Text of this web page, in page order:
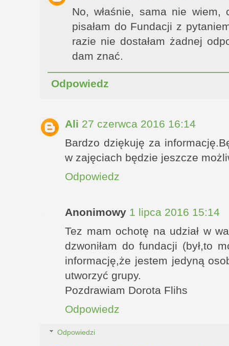
No, właśnie, sama nie
pisałam do Fundacji z
razie nie dostałam żadnej
dam znać.
Odpowiedz
Ali 27 czerwca 2016 16:14
Bardzo dziękuję za
w zajęciach będzie jeszcze
Odpowiedz
Anonimowy 1 lipca 2016 15:14
Tez mam ochotę na udział w
dzwoniłam do fundacji (był,to
informację,że jestem jedyną
utworzyć grupy.
Pozdrawiam Dorota Flihs
Odpowiedz
Odpowiedzi